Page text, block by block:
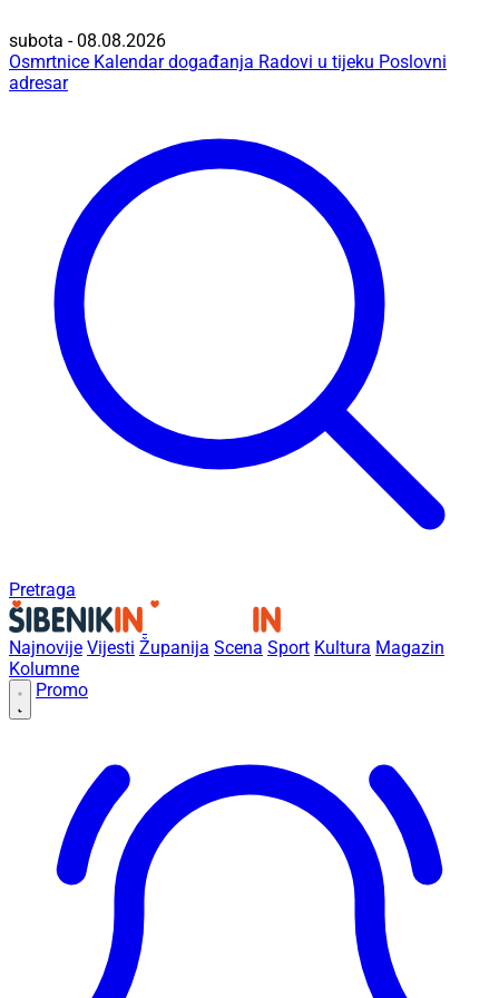
subota - 08.08.2026
Osmrtnice Kalendar događanja Radovi u tijeku Poslovni
adresar
Pretraga
Najnovije Vijesti Županija Scena Sport Kultura Magazin
Kolumne
Promo